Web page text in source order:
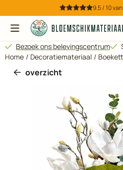
Cookievoorkeuren zijn 9.5 / 10
Bezoek ons belevingscentrum
Home / Decoratiemateriaal /
overzicht